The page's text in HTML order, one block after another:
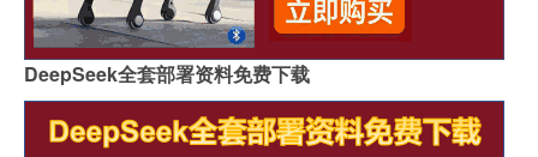
DeepSeek全套部署资料免费下载